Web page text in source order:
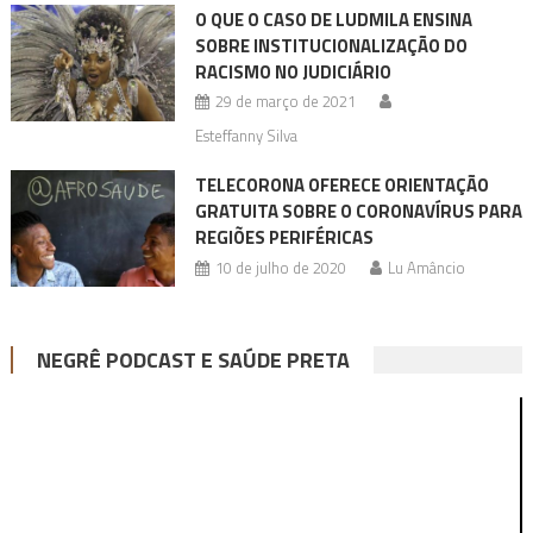
O QUE O CASO DE LUDMILA ENSINA
SOBRE INSTITUCIONALIZAÇÃO DO
RACISMO NO JUDICIÁRIO
29 de março de 2021
Esteffanny Silva
TELECORONA OFERECE ORIENTAÇÃO
GRATUITA SOBRE O CORONAVÍRUS PARA
REGIÕES PERIFÉRICAS
10 de julho de 2020 Lu Amâncio
NEGRÊ PODCAST E SAÚDE PRETA